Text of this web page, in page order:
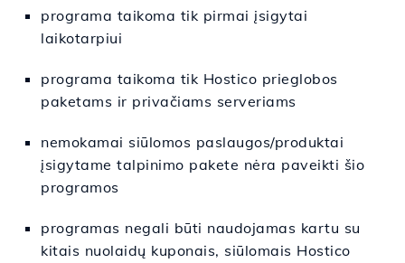
programa taikoma tik pirmai įsigytai
laikotarpiui
programa taikoma tik Hostico prieglobos
paketams ir privačiams serveriams
nemokamai siūlomos paslaugos/produktai
įsigytame talpinimo pakete nėra paveikti šio
programos
programas negali būti naudojamas kartu su
kitais nuolaidų kuponais, siūlomais Hostico